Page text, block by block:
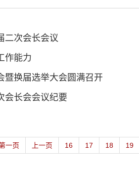
二次会长会议
作能力
暨换届选举大会圆满召开
会长会会议纪要
一页 上一页 16 17 18 19